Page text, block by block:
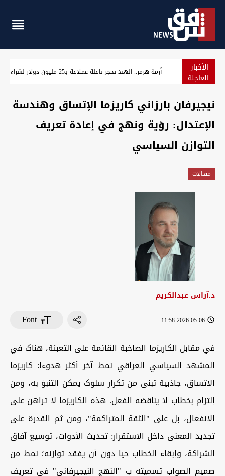
الأخبار
العاجلة
النفطي مع العراق يخفف أزمة الطاقة ويمهد لشراكة استراتيجية
أزمة هرمز.. الهند تحجز ناقلة عملاقة بـ25 مليون دولار
نیجیرفان بارزاني کاریزما الإتساق وهندسة
الإعتدال: رؤیة ونهج في إعادة تعریف
التوازن السیاسي
مقـالات
د.آراس عبدالکریم
2026-05-06 11:58
Font
في مقابل الکاریزما الصاخبة القائمة علی التعبئة، هناک في
المشهد السیاسي العراقي نمط آخر أکثر هدوءا: کاریزما
الاتساق، جاذبیة تبنی من تکرار سلوک یمکن التنبؤ به، ومن
إلتزام بخطاب لا یناقضه الفعل. هذه الکاریزما لا تراهن علی
الانفعال، بل علی "الثقة المتراکمة"، ومن ثم القدرة علی
تجدید المعنی داخل الاستقرار: تحدیث الأدوات، توسیع آفاق
الشراکة، وإبقاء الخطاب حیا دون أن یفقد توازنه؛ نمط من
صمیم الصواب تسمیته ب "النهج النیجیرفاني" في تعریف